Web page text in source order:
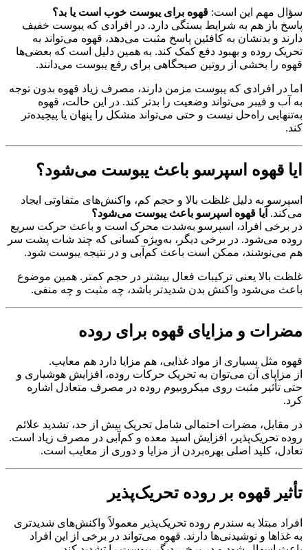
سؤال مهم این است: قهوه برای یبوست خوب است یا بد؟
پاسخ باز هم به شرایط بستگی دارد. در افرادی که یبوست خفیف
دارند و بدنشان به کافئین پاسخ مثبت می‌دهد، قهوه می‌تواند به
تحریک روده و بهبود دفع کمک کند. به همین دلیل است که بعضی‌ها
قهوه را بخشی از روتین صبحگاهی برای رفع یبوست می‌دانند.
اما در افرادی که یبوست مزمن دارند، مصرف زیاد قهوه بدون توجه
به آب و فیبر می‌تواند وضعیت را بدتر کند. در این حالت، قهوه
به‌تنهایی راه‌حل نیست و حتی می‌تواند مشکل را پنهان یا پیچیده‌تر
کند.
ایا قهوه اسپرسو باعث یبوست می‌شود؟
اسپرسو به دلیل غلظت بالا و حجم کم، واکنش‌های متفاوتی ایجاد
می‌کند. آیا قهوه اسپرسو باعث یبوست می‌شود؟
در برخی افراد، اسپرسو به‌شدت محرک است و باعث حرکت سریع
روده می‌شود. در برخی دیگر، به‌ویژه کسانی که چند شات پشت سر
هم می‌نوشند، ممکن است باعث کم‌آبی و در نتیجه یبوست شود.
غلظت بالا یعنی ترکیبات فعال بیشتر در حجم کمتر. همین موضوع
باعث می‌شود واکنش بدن شدیدتر باشد، چه مثبت و چه منفی.
مضرات و مزایای قهوه برای روده
قهوه مثل بسیاری از مواد غذایی، هم مزایا دارد هم معایب.
از مزایای آن می‌توان به تحریک حرکات روده، افزایش هوشیاری و
حتی تأثیر مثبت روی میکروبیوم روده در مصرف متعادل اشاره
کرد.
در مقابل، مضرات احتمالی شامل تحریک بیش از حد، تشدید علائم
روده تحریک‌پذیر، افزایش اسید معده و کم‌آبی در مصرف زیاد است.
تعادل، کلید اصلی بهره‌بردن از مزایا و دوری از معایب است.
تأثیر قهوه بر روده تحریک‌پذیر
افراد مبتلا به سندرم روده تحریک‌پذیر معمولاً واکنش‌های شدیدتری
به غذاها و نوشیدنی‌ها دارند. قهوه می‌تواند در برخی از این افراد